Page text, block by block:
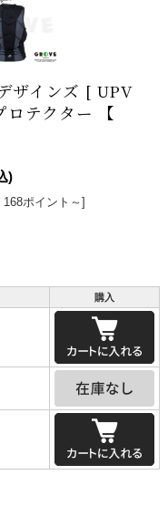
ザインズ [ UPV
テクター 【
)
ポイント～]
購入